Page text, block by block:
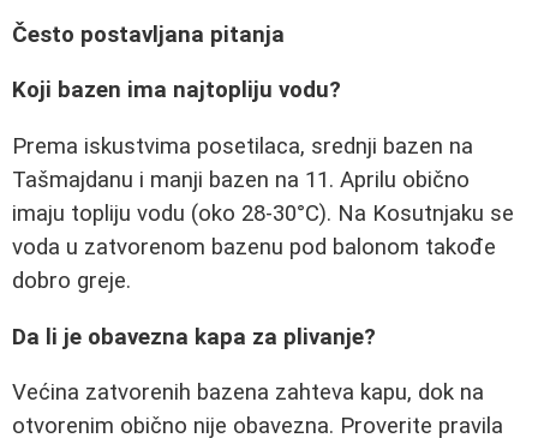
Često postavljana pitanja
Koji bazen ima najtopliju vodu?
Prema iskustvima posetilaca, srednji bazen na
Tašmajdanu i manji bazen na 11. Aprilu obično
imaju topliju vodu (oko 28-30°C). Na Kosutnjaku se
voda u zatvorenom bazenu pod balonom takođe
dobro greje.
Da li je obavezna kapa za plivanje?
Većina zatvorenih bazena zahteva kapu, dok na
otvorenim obično nije obavezna. Proverite pravila